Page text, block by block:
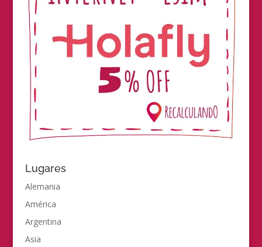
Lugares
Alemania
América
Argentina
Asia